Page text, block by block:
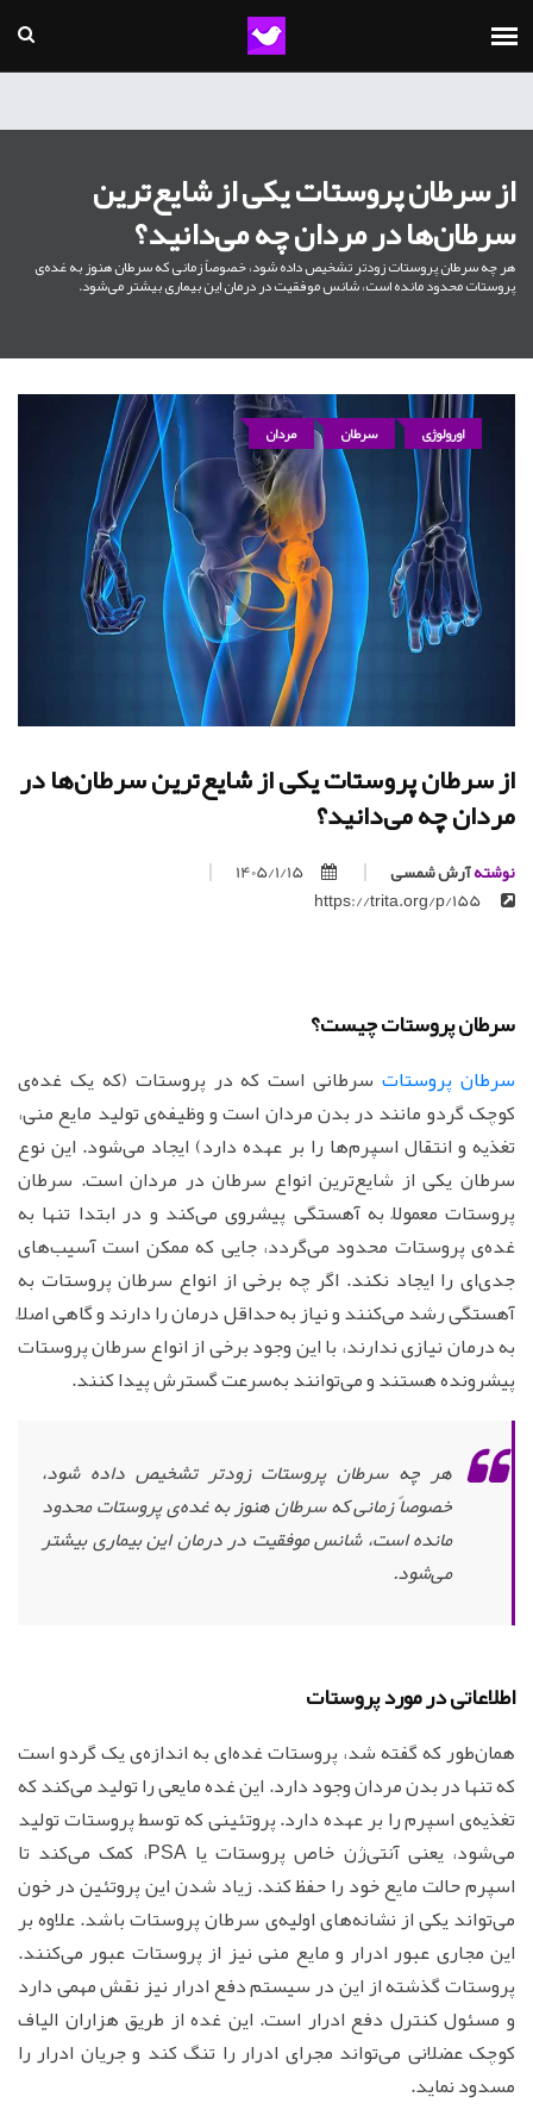
از سرطان پروستات یکی از شایع‌ترین
سرطان‌ها در مردان چه می‌دانید؟
هر چه سرطان پروستات زودتر تشخیص داده شود، خصوصاً زمانی که سرطان هنوز به غده‌ی
پروستات محدود مانده است، شانس موفقیت در درمان این بیماری بیشتر می‌شود.
اورولوژی سرطان مردان
از سرطان پروستات یکی از شایع‌ترین سرطان‌ها در
مردان چه می‌دانید؟
نوشتهآرش شمسی
1405/1/15
سرطان پروستات چیست؟
سرطان پروستاتسرطانی است که در پروستات (که یک غده‌ی
کوچک گردو مانند در بدن مردان است و وظیفه‌ی تولید مایع منی،
تغذیه‌ و انتقال اسپرم‌ها را بر عهده دارد) ایجاد می‌شود. این نوع
سرطان یکی از شایع‌ترین انواع سرطان در مردان است. سرطان
پروستات معمولاً به آهستگی پیشروی می‌کند و در ابتدا تنها به
غده‌ی پروستات محدود می‌گردد، جایی که ممکن است آسیب‌های
جدی‌ای را ایجاد نکند. اگر چه برخی از انواع سرطان پروستات به
آهستگی رشد می‌کنند و نیاز به حداقل درمان را دارند و گاهی اصلاً
به درمان نیازی ندارند، با این وجود برخی از انواع سرطان پروستات
پیشرونده هستند و می‌توانند به‌سرعت گسترش پیدا کنند.
هر چه سرطان پروستات زودتر تشخیص داده شود،
خصوصاً زمانی که سرطان هنوز به غده‌ی پروستات محدود
مانده است، شانس موفقیت در درمان این بیماری بیشتر
می‌شود.
اطلاعاتی در مورد پروستات
همان‌طور که گفته شد، پروستات غده‌ای به اندازه‌ی یک گردو است
که تنها در بدن مردان وجود دارد. این غده مایعی را تولید می‌کند که
تغذیه‌ی اسپرم‌ را بر عهده دارد. پروتئینی که توسط پروستات تولید
می‌شود، یعنی آنتی‌ژن خاص پروستات یا PSA، کمک می‌کند تا
اسپرم حالت مایع خود را حفظ کند. زیاد شدن این پروتئین در خون
می‌تواند یکی از نشانه‌های اولیه‌ی سرطان پروستات باشد. علاوه بر
این مجاری عبور ادرار و مایع منی نیز از پروستات عبور می‌کنند.
پروستات گذشته از این در سیستم دفع ادرار نیز نقش مهمی دارد
و مسئول کنترل دفع ادرار است. این غده از طریق هزاران الیاف
کوچک عضلانی می‌تواند مجرای ادرار را تنگ کند و جریان ادرار را
مسدود نماید.